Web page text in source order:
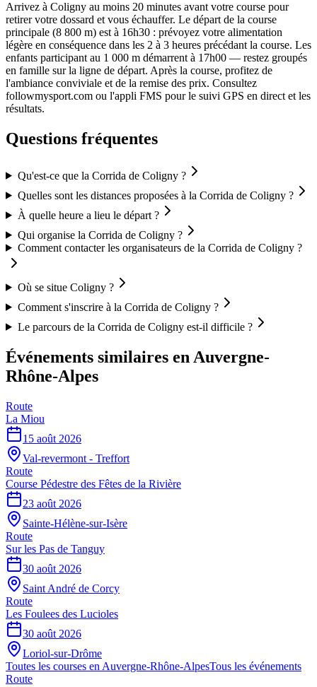
Arrivez à Coligny au moins 20 minutes avant votre course pour
retirer votre dossard et vous échauffer. Le départ de la course
principale (8 800 m) est à 16h30 : prévoyez votre alimentation
légère en conséquence dans les 2 à 3 heures précédant la course. Les
enfants participant au 1 000 m démarrent à 17h00 — restez groupés
en famille sur la ligne de départ. Après la course, profitez de
l'ambiance conviviale et de la remise des prix. Consultez
followmysport.com ou l'appli FMS pour le suivi GPS en direct et les
résultats.
Questions fréquentes
Qu'est-ce que la Corrida de Coligny ?
Quelles sont les distances proposées à la Corrida de Coligny ?
À quelle heure a lieu le départ ?
Qui organise la Corrida de Coligny ?
Comment contacter les organisateurs de la Corrida de Coligny ?
Où se situe Coligny ?
Comment s'inscrire à la Corrida de Coligny ?
Le parcours de la Corrida de Coligny est-il difficile ?
Événements similaires en Auvergne-
Rhône-Alpes
Route
La Miou
15 août 2026
Val-revermont - Treffort
Route
Course Pédestre des Fêtes de la Rivière
23 août 2026
Sainte-Hélène-sur-Isère
Route
Sur les Pas de Tanguy
30 août 2026
Saint André de Corcy
Route
Les Foulees des Lucioles
30 août 2026
Loriol-sur-Drôme
Toutes les courses en Auvergne-Rhône-AlpesTous les événements
Route